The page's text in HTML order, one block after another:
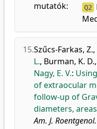
mutatók:
Q2
15.Szűcs-Farkas, Z.,
L., Burman, K. D.,
Nagy, E. V.:
of extraocular
follow-up of
diameters,
Am. J. Roentgenol.